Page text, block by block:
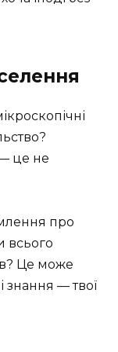
це не
про
всього
Це може
знання — твої